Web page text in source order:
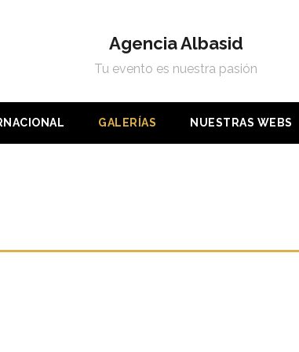
Agencia Albasid
Tu evento es nuestra pasión
GALERÍAS NUESTRAS WEBS